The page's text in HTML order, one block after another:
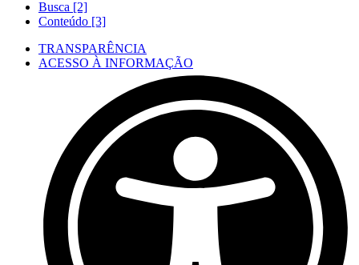
Busca [2]
Conteúdo [3]
TRANSPARÊNCIA
ACESSO À INFORMAÇÃO